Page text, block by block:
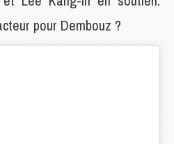
pour Dembouz ?